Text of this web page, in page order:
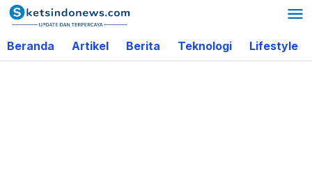
Lewati
ke
konten
Beranda Artikel Berita Teknologi Lifestyle